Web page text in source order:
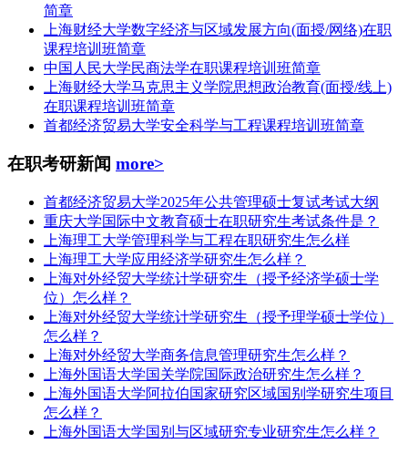
简章
上海财经大学数字经济与区域发展方向(面授/网络)在职
课程培训班简章
中国人民大学民商法学在职课程培训班简章
上海财经大学马克思主义学院思想政治教育(面授/线上)
在职课程培训班简章
首都经济贸易大学安全科学与工程课程培训班简章
在职考研新闻 more>
首都经济贸易大学2025年公共管理硕士复试考试大纲
重庆大学国际中文教育硕士在职研究生考试条件是？
上海理工大学管理科学与工程在职研究生怎么样
上海理工大学应用经济学研究生怎么样？
上海对外经贸大学统计学研究生（授予经济学硕士学
位）怎么样？
上海对外经贸大学统计学研究生（授予理学硕士学位）
怎么样？
上海对外经贸大学商务信息管理研究生怎么样？
上海外国语大学国关学院国际政治研究生怎么样？
上海外国语大学阿拉伯国家研究区域国别学研究生项目
怎么样？
上海外国语大学国别与区域研究专业研究生怎么样？